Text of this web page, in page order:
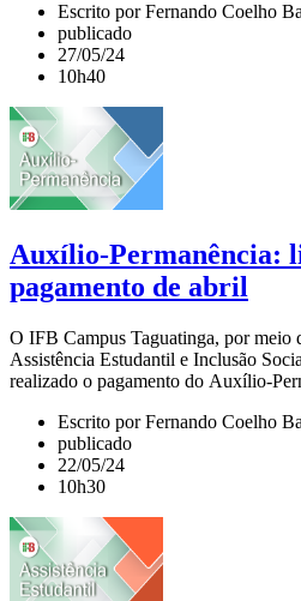
Escrito por Fernando Coelho
publicado
27/05/24
10h40
Auxílio-Permanência:
pagamento de abril
O IFB Campus Taguatinga, por meio
Assistência Estudantil e Inclusão
realizado o pagamento do Auxílio-
Escrito por Fernando Coelho
publicado
22/05/24
10h30